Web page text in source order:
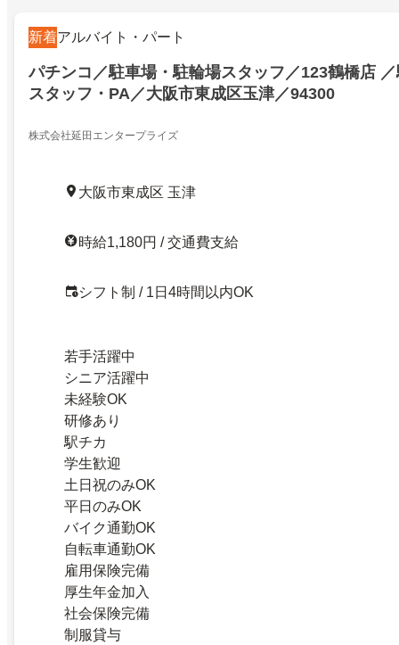
新着アルバイト・パート
パチンコ／駐車場・駐輪場スタッフ／123鶴橋店
スタッフ・PA／大阪市東成区玉津／94300
株式会社延田エンタープライズ
大阪市東成区 玉津
時給1,180円 / 交通費支給
シフト制 / 1日4時間以内OK
若手活躍中
シニア活躍中
未経験OK
研修あり
駅チカ
学生歓迎
土日祝のみOK
平日のみOK
バイク通勤OK
自転車通勤OK
雇用保険完備
厚生年金加入
社会保険完備
制服貸与